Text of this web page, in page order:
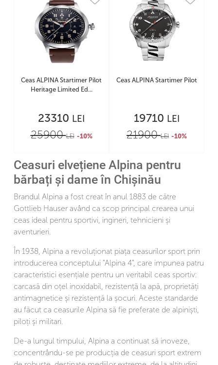
Ceas ALPINA Startimer Pilot
Heritage Limited Ed...
23310 LEI
25900LEI -10%
Ceas ALPINA Startimer Pilot
19710 LEI
21900LEI -10%
Ceasuri elvețiene Alpina pentru
bărbați și dame în Chișinău
Brandul Alpina a fost creat în anul 1883 de către
Gottlieb Hauser având ca scop principal crearea unui
ceas ideal pentru sportivi, ingineri, tehnicieni și
aventurieri.
În 1938, Alpina a revoluționat piața ceasurilor sport prin
introducerea conceptului "Alpina 4", care impunea patru
caracteristici esențiale pentru un veritabil ceas sportiv:
carcasă din oțel inoxidabil, rezistență la apă, proprietăți
antimagnetice și rezistență la șocuri. Aceste standarde
au făcut ca ceasurile Alpina să fie preferate de alpiniști,
piloți și militari.
De-a lungul timpului, Alpina a continuat să inoveze,
concentrându-se pe producția de ceasuri sport extrem